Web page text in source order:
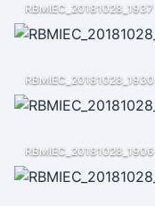
RBMIEC_20181028_1937
RBMIEC_20181028_1930
RBMIEC_20181028_1906